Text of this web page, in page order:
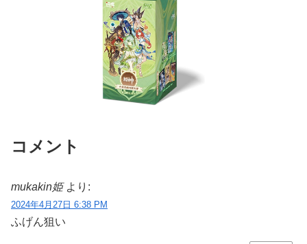
コメント
mukakin姫 より:
2024年4月27日 6:38 PM
ふげん狙い